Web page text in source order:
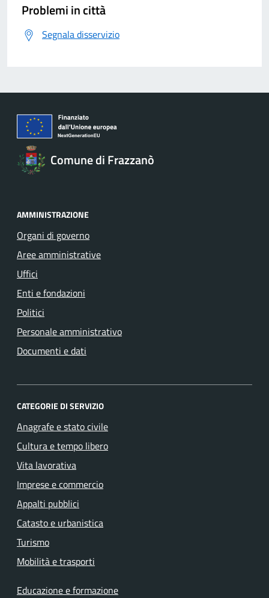
Problemi in città
Segnala disservizio
Comune di Frazzanò
AMMINISTRAZIONE
Organi di governo
Aree amministrative
Uffici
Enti e fondazioni
Politici
Personale amministrativo
Documenti e dati
CATEGORIE DI SERVIZIO
Anagrafe e stato civile
Cultura e tempo libero
Vita lavorativa
Imprese e commercio
Appalti pubblici
Catasto e urbanistica
Turismo
Mobilità e trasporti
Educazione e formazione